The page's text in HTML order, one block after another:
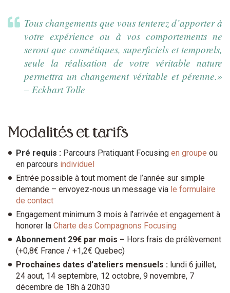
Tous changements que vous tenterez d’apporter à
votre expérience ou à vos comportements ne
seront que cosmétiques, superficiels et temporels,
seule la réalisation de votre véritable nature
permettra un changement véritable et pérenne.»
– Eckhart Tolle
Modalités et tarifs
Pré requis : Parcours Pratiquant Focusing en groupe ou
en parcours individuel
Entrée possible à tout moment de l’année sur simple
demande – envoyez-nous un message via le formulaire
de contact
Engagement minimum 3 mois à l’arrivée et engagement à
honorer la Charte des Compagnons Focusing
Abonnement 29€ par mois – Hors frais de prélèvement
(+0,8€ France / +1,2€ Quebec)
Prochaines dates d’ateliers mensuels : lundi 6 juillet,
24 aout, 14 septembre, 12 octobre, 9 novembre, 7
décembre de 18h à 20h30